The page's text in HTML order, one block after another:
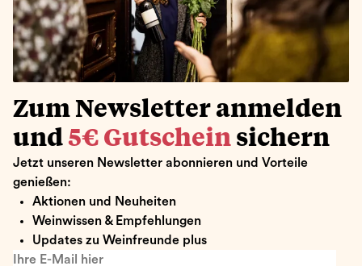
Zum Newsletter anmelden
und 5€ Gutschein sichern
Jetzt unseren Newsletter abonnieren und Vorteile
genießen:
Aktionen und Neuheiten
Weinwissen & Empfehlungen
Updates zu Weinfreunde plus
Ihre E-Mail hier